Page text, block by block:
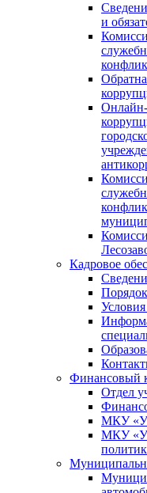
и
Кадровое
Финансовый
Отдел
МКУ
МКУ